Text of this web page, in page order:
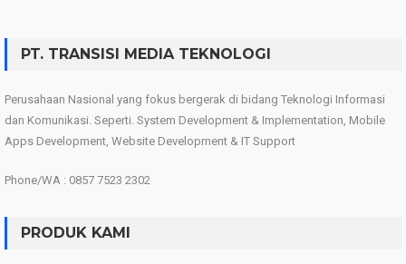
PT. TRANSISI MEDIA TEKNOLOGI
Perusahaan Nasional yang fokus bergerak di bidang Teknologi Informasi
dan Komunikasi. Seperti. System Development & Implementation, Mobile
Apps Development, Website Development & IT Support
Phone/WA : 0857 7523 2302
PRODUK KAMI